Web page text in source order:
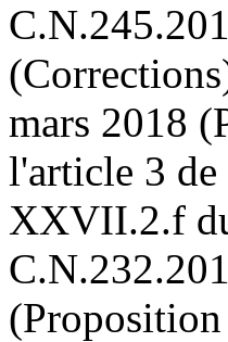
mars 2018
l'article 3
XXVII.2.f